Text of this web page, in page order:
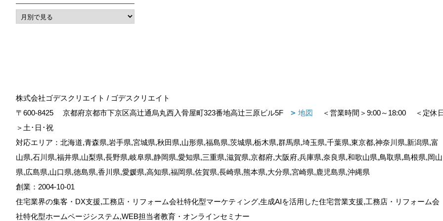
株式会社ゴデスクリエイト / ゴデスクリエイト
〒600-8425
京都府京都市下京区高辻通烏丸西入骨屋町323番地高辻三原ビル5F 地図 ＜営業時間＞9:00～18:00
＜定休
＞土･日･祝
対応エリア：北海道,青森県,岩手県,宮城県,秋田県,山形県,福島県,茨城県,栃木県,群馬県,埼玉県,千葉県,東京都,神奈川県,新潟県,富
山県,石川県,福井県,山梨県,長野県,岐阜県,静岡県,愛知県,三重県,滋賀県,京都府,大阪府,兵庫県,奈良県,和歌山県,鳥取県,島根県,岡山
県,広島県,山口県,徳島県,香川県,愛媛県,高知県,福岡県,佐賀県,長崎県,熊本県,大分県,宮崎県,鹿児島県,沖縄県
創業：2004-10-01
住宅業界の集客・DX支援,工務店・リフォーム会社特化型マーケティング,生成AIを活用した住宅営業支援,工務店・リフォーム会
社特化型ホームページシステム,WEB担当者教育・オンラインセミナー